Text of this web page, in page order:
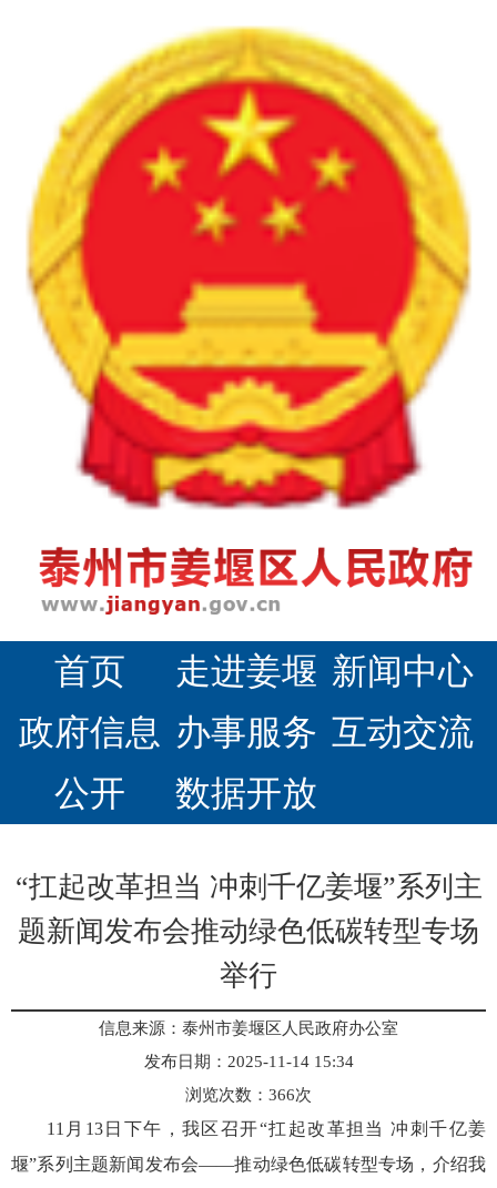
首页 走进姜堰 新闻中心
政府信息
公开
办事服务 互动交流
数据开放
“扛起改革担当 冲刺千亿姜堰”系列主
题新闻发布会推动绿色低碳转型专场
举行
信息来源：泰州市姜堰区人民政府办公室
发布日期：2025-11-14 15:34
浏览次数： 366次
11月13日下午，我区召开“扛起改革担当 冲刺千亿姜
堰”系列主题新闻发布会——推动绿色低碳转型专场，介绍我